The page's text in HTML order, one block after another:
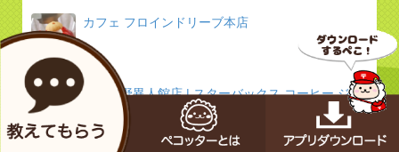
カフェ フロインドリーブ本店
神戸北野異人館店 | スターバックス コーヒー ジャ